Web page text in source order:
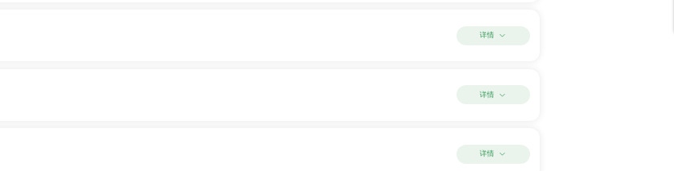
详情
详情
详情